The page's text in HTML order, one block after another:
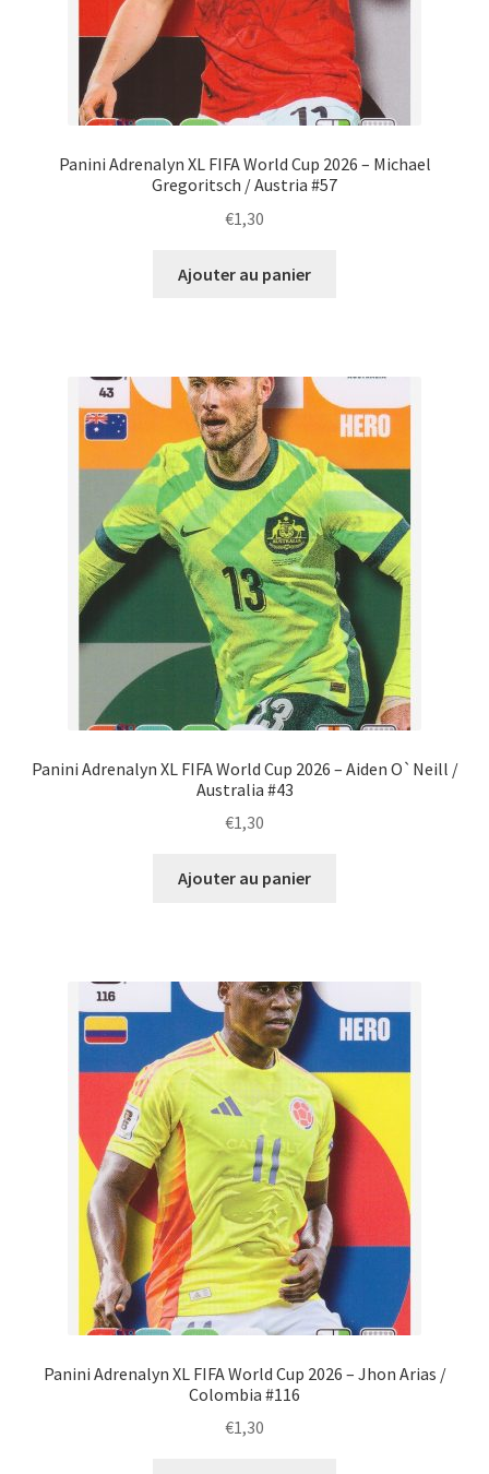
Panini Adrenalyn XL FIFA World Cup 2026 – Michael
Gregoritsch / Austria #57
€1,30
Ajouter au panier
Panini Adrenalyn XL FIFA World Cup 2026 – Aiden O`Neill /
Australia #43
€1,30
Ajouter au panier
Panini Adrenalyn XL FIFA World Cup 2026 – Jhon Arias /
Colombia #116
€1,30